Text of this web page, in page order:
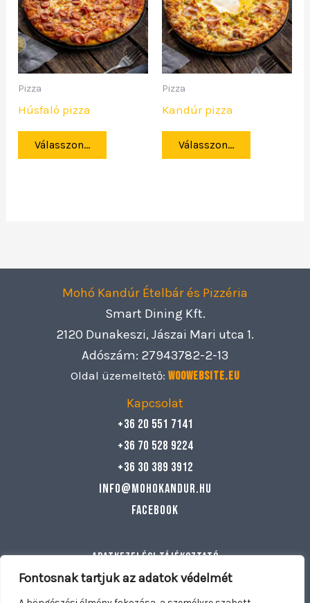
Fontosnak tartjuk az adatok védelmét
Pizza
Húsfaló pizza
Válasszon...
Pizza
Kandúr pizza
Válasszon...
Mohó Kandúr Ételbár és Pizzéria
Smart Dining Kft.
2120 Dunakeszi, Jászai Mari utca 1.
Adószám: 27943782-2-13
Oldal üzemeltető: Woowebsite.eu
Kapcsolat
+36 20 551 7141
+36 70 528 9224
+36 30 389 3912
info@mohokandur.hu
Facebook
Adatkezelési tájékoztató
Általános szerződési feltételek
Egyéb információ